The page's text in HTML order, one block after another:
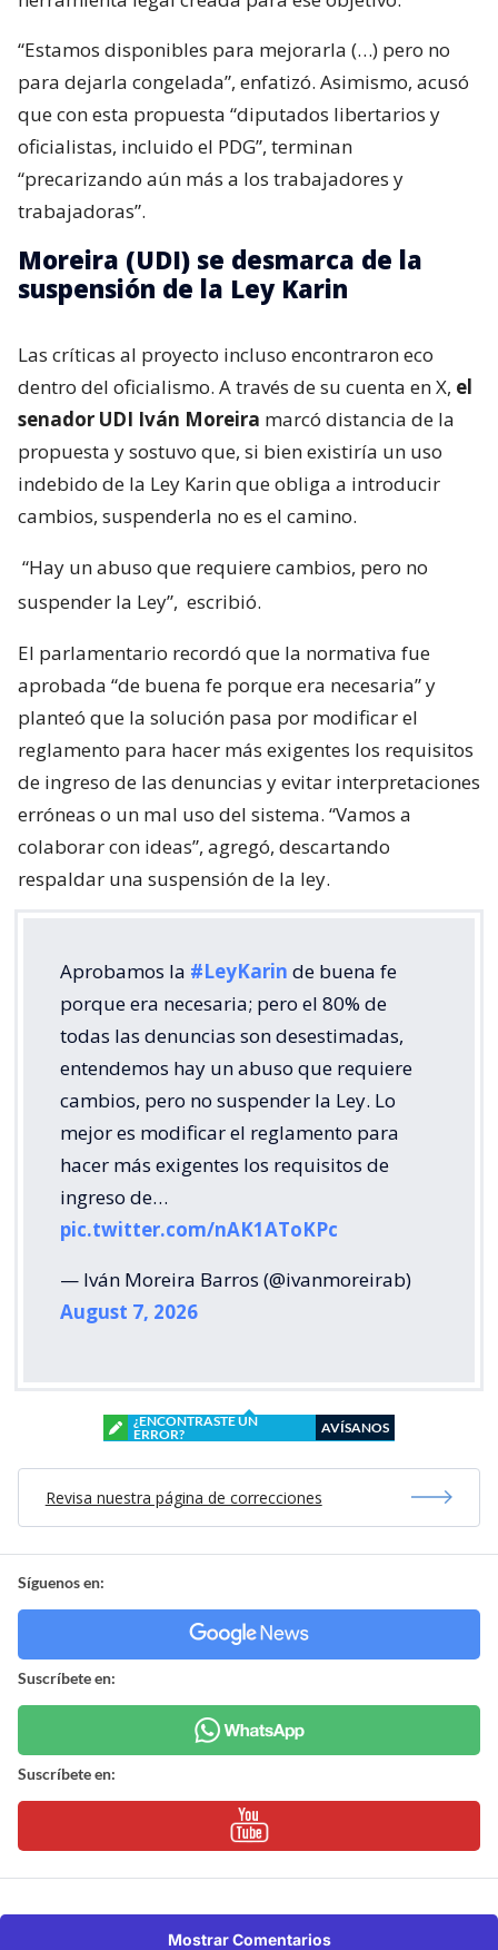
“Estamos disponibles para mejorarla (…) pero no
para dejarla congelada”, enfatizó. Asimismo, acusó
que con esta propuesta “diputados libertarios y
oficialistas, incluido el PDG”, terminan
“precarizando aún más a los trabajadores y
trabajadoras”.
Moreira (UDI) se desmarca de la
suspensión de la Ley Karin
Las críticas al proyecto incluso encontraron eco
dentro del oficialismo. A través de su cuenta en X, el
senador UDI Iván Moreira marcó distancia de la
propuesta y sostuvo que, si bien existiría un uso
indebido de la Ley Karin que obliga a introducir
cambios, suspenderla no es el camino.
“Hay un abuso que requiere cambios, pero no
suspender la Ley”, escribió.
El parlamentario recordó que la normativa fue
aprobada “de buena fe porque era necesaria” y
planteó que la solución pasa por modificar el
reglamento para hacer más exigentes los requisitos
de ingreso de las denuncias y evitar interpretaciones
erróneas o un mal uso del sistema. “Vamos a
colaborar con ideas”, agregó, descartando
respaldar una suspensión de la ley.
Aprobamos la #LeyKarin de buena fe
porque era necesaria; pero el 80% de
todas las denuncias son desestimadas,
entendemos hay un abuso que requiere
cambios, pero no suspender la Ley. Lo
mejor es modificar el reglamento para
hacer más exigentes los requisitos de
ingreso de…
pic.twitter.com/nAK1AToKPc
— Iván Moreira Barros (@ivanmoreirab)
August 7, 2026
¿ENCONTRASTE UN
ERROR?
AVÍSANOS
Revisa nuestra página de correcciones
Síguenos en:
Suscríbete en:
Suscríbete en:
Mostrar Comentarios